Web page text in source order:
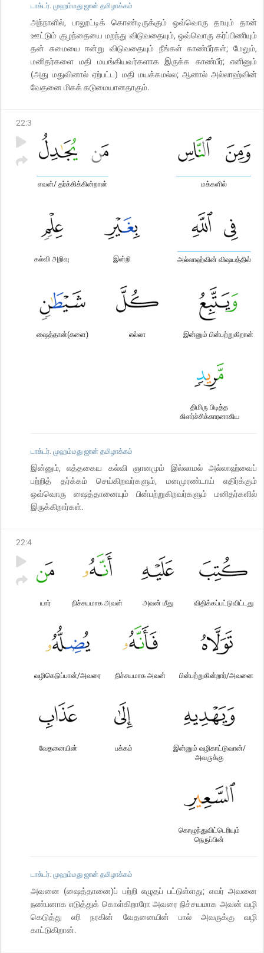
டாக்டர். முஹம்மது ஜான் தமிழாக்கம்
அந்நாளில், பாலூட்டிக் கொண்டிருக்கும் ஒவ்வொரு தாயும் தான்
ஊட்டும் குழந்தையை மறந்து விடுவதையும், ஒவ்வொரு கர்ப்பிணியும்
தன் சுமையை ஈன்று விடுவதையும் நீங்கள் காண்பீர்கள்; மேலும்,
மனிதர்களை மதி மயங்கியவர்களாக இருக்க காண்பீர்; எனினும்
(அது மதுவினால் ஏற்பட்ட) மதி மயக்கமல்ல; ஆனால் அல்லாஹ்வின்
வேதனை மிகக் கடுமையானதாகும்.
22:3
மக்களில்
எவன்/ தர்க்கிக்கின்றான்
அல்லாஹ்வின் விஷயத்தில்
இன்றி
கல்வி அறிவு
இன்னும் பின்பற்றுகிறான்
எல்லா
ஷைத்தான்(களை)
திமிரு பிடித்த
கிளர்ச்சிக்காரனாகிய
டாக்டர். முஹம்மது ஜான் தமிழாக்கம்
இன்னும், எத்தகைய கல்வி ஞானமும் இல்லாமல் அல்லாஹ்வைப்
பற்றித் தர்க்கம் செய்கிறவர்களும், மனமுரண்டாய் எதிர்க்கும்
ஒவ்வொரு ஷைத்தானையும் பின்பற்றுகிறவர்களும் மனிதர்களில்
இருக்கிறார்கள்.
22:4
விதிக்கப்பட்டுவிட்டது
அவன் மீது
நிச்சயமாக அவன்
யார்
பின்பற்றுகின்றார்/அவனை
நிச்சயமாக அவன்
வழிகெடுப்பான்/அவரை
இன்னும் வழிகாட்டுவான்/
அவருக்கு
பக்கம்
வேதனையின்
கொழுந்துவிட்டெரியும்
நெருப்பின்
டாக்டர். முஹம்மது ஜான் தமிழாக்கம்
அவனை (ஷைத்தானை)ப் பற்றி எழுதப் பட்டுள்ளது; எவர் அவனை
நண்பனாக எடுத்துக் கொள்கிறாரோ அவரை நிச்சயமாக அவன் வழி
கெடுத்து எரி நரகின் வேதனையின் பால் அவருக்கு வழி
காட்டுகிறான்.